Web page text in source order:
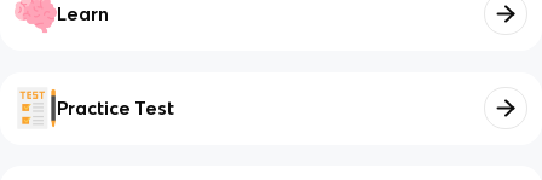
Learn
Practice Test